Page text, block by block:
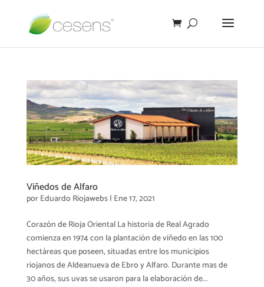
Viñedos de Alfaro
porEduardo Riojawebs| Ene 17, 2021
Corazón de Rioja Oriental La historia de Real Agrado
comienza en 1974 con la plantación de viñedo en las 100
hectáreas que poseen, situadas entre los municipios
riojanos de Aldeanueva de Ebro y Alfaro. Durante mas de
30 años, sus uvas se usaron para la elaboración de...